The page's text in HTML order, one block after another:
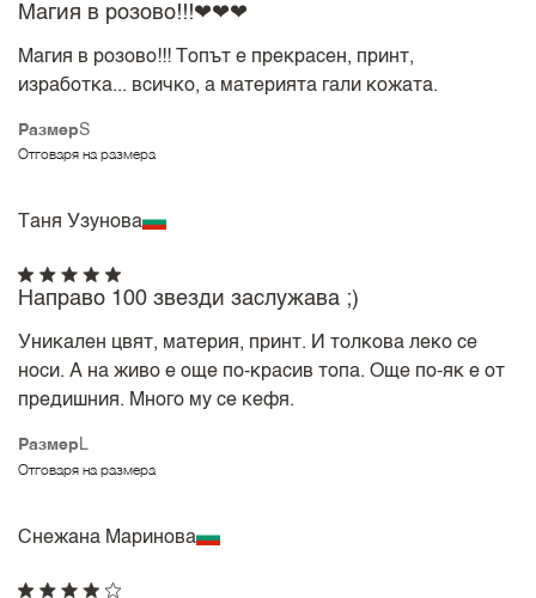
РазмерS
Отговаря на размера
Магия в розово!!!❤❤❤
Магия в розово!!! Топът е прекрасен, принт,
изработка... всичко, а материята гали кожата.
Таня Узунова
Размер L
Отговаря на размера
Направо 100 звезди заслужава ;)
Уникален цвят, материя, принт. И толкова леко се
носи. А на живо е още по-красив топа. Още по-як е от
предишния. Много му се кефя.
Снежана Маринова